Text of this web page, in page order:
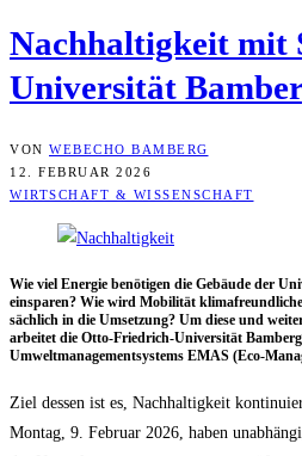
Nach­hal­tig­keit mit
Uni­ver­si­tät
VON WEBECHO BAMBERG
12. FEBRUAR 2026
WIRTSCHAFT & WISSENSCHAFT
Wie viel Ener­gie benö­ti­gen die Gebäu­de der
ein­spa­ren? Wie wird Mobi­li­tät
säch­lich in die Umset­zung? Um die­se und
arbei­tet die Otto-Fried­rich-Uni­ver­si­tät
Umwelt­ma­nage­ment­sys­tems EMAS (Eco-
Ziel des­sen ist es, Nach­hal­tig­keit
Mon­tag, 9. Febru­ar 2026, haben